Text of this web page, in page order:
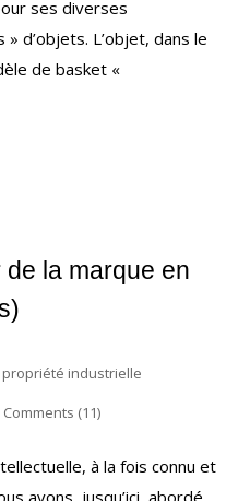
ses diverses
d’objets. L’objet, dans le
de basket «
de la marque en
propriété industrielle
Comments (11)
à la fois connu et
avons, jusqu’ici, abordé